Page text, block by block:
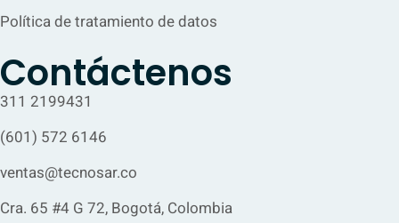
Política de tratamiento de datos
Contáctenos
311 2199431
(601) 572 6146
ventas@tecnosar.co
Cra. 65 #4 G 72, Bogotá, Colombia